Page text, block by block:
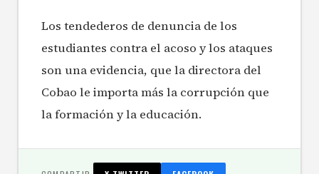
Los tendederos de denuncia de los
estudiantes contra el acoso y los ataques
son una evidencia, que la directora del
Cobao le importa más la corrupción que
la formación y la educación.